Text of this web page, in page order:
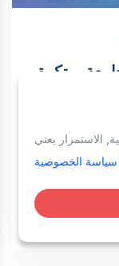
مبتكرة
الاستمرار يعني
سياسة الخصوصية